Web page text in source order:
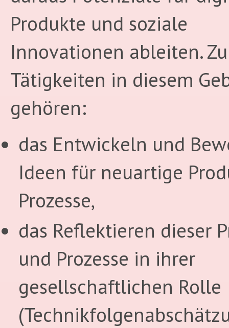
Produkte und soziale
Innovationen ableiten.
Tätigkeiten in diesem
gehören:
das Entwickeln und
Ideen für neuartige
Prozesse,
das Reflektieren dieser
und Prozesse in ihrer
gesellschaftlichen Rolle